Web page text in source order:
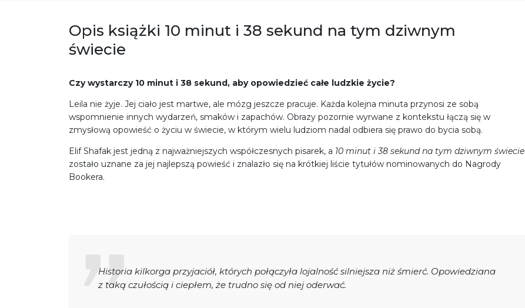
Opis książki 10 minut i 38 sekund na tym dziwnym
świecie
Czy wystarczy 10 minut i 38 sekund, aby opowiedzieć całe ludzkie życie?
Leila nie żyje. Jej ciało jest martwe, ale mózg jeszcze pracuje. Każda kolejna minuta przynosi ze sobą
wspomnienie innych wydarzeń, smaków i zapachów. Obrazy pozornie wyrwane z kontekstu łączą się w
zmysłową opowieść o życiu w świecie, w którym wielu ludziom nadal odbiera się prawo do bycia sobą.
Elif Shafak jest jedną z najważniejszych współczesnych pisarek, a 10 minut i 38 sekund na tym dziwnym świecie
zostało uznane za jej najlepszą powieść i znalazło się na krótkiej liście tytułów nominowanych do Nagrody
Bookera.
Historia kilkorga przyjaciół, których połączyła lojalność silniejsza niż śmierć. Opowiedziana
z taką czułością i ciepłem, że trudno się od niej oderwać.